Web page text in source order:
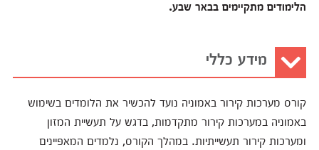
הלימודים מתקיימים בבאר שבע.
מידע כללי
קורס מערכות קירור באמוניה נועד להכשיר את הלומדים בשימוש
באמוניה במערכות קירור מתקדמות, בדגש על תעשיית המזון
ומערכות קירור תעשייתיות. במהלך הקורס, נלמדים המאפיינים